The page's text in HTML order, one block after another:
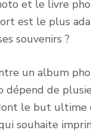
et le livre
est le plus
souvenirs ?
un album
dépend de
le but ultime
souhaite